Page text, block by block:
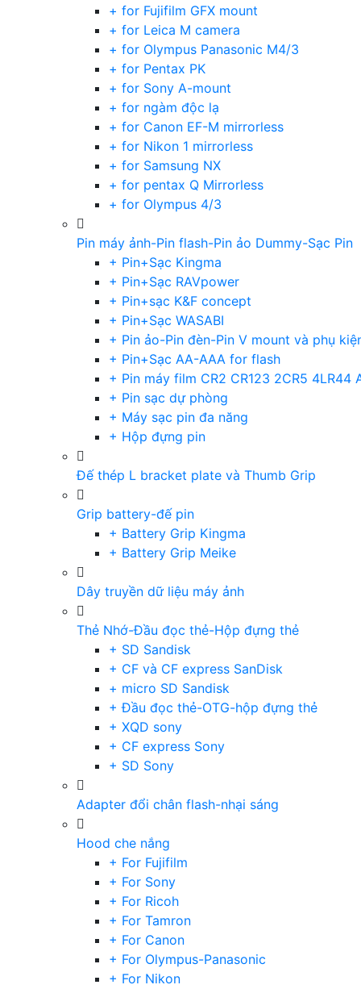
+ for Fujifilm GFX mount
+ for Leica M camera
+ for Olympus Panasonic M4/3
+ for Pentax PK
+ for Sony A-mount
+ for ngàm độc lạ
+ for Canon EF-M mirrorless
+ for Nikon 1 mirrorless
+ for Samsung NX
+ for pentax Q Mirrorless
+ for Olympus 4/3
Pin máy ảnh-Pin flash-Pin ảo Dummy-Sạc Pin
+ Pin+Sạc Kingma
+ Pin+Sạc RAVpower
+ Pin+sạc K&F concept
+ Pin+Sạc WASABI
+ Pin ảo-Pin đèn-Pin V mount và phụ
+ Pin+Sạc AA-AAA for flash
+ Pin máy film CR2 CR123 2CR5 4LR44
+ Pin sạc dự phòng
+ Máy sạc pin đa năng
+ Hộp đựng pin
Đế thép L bracket plate và Thumb Grip
Grip battery-đế pin
+ Battery Grip Kingma
+ Battery Grip Meike
Dây truyền dữ liệu máy ảnh
Thẻ Nhớ-Đầu đọc thẻ-Hộp đựng thẻ
+ SD Sandisk
+ CF và CF express SanDisk
+ micro SD Sandisk
+ Đầu đọc thẻ-OTG-hộp đựng thẻ
+ XQD sony
+ CF express Sony
+ SD Sony
Adapter đổi chân flash-nhại sáng
Hood che nắng
+ For Fujifilm
+ For Sony
+ For Ricoh
+ For Tamron
+ For Canon
+ For Olympus-Panasonic
+ For Nikon